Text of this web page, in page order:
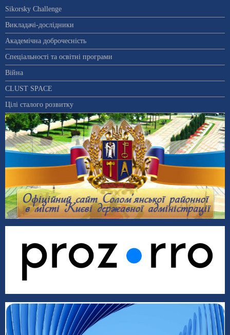
Sikorsky Challenge
Викладачі-дослідники
Академічна доброчесність
Спеціальності та освітні програми
Війна
CLUST SPACE
Цілі сталого розвитку